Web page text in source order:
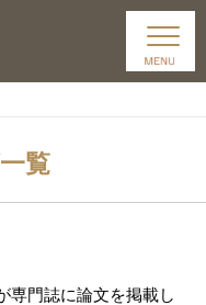
覧
専門誌に論文を掲載し